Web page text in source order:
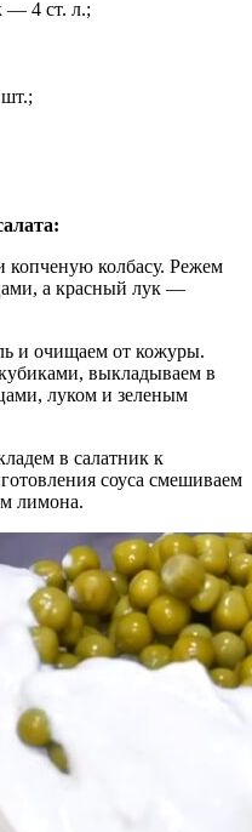
— 4 ст. л.;
копченую колбасу. Режем
а красный лук —
и очищаем от кожуры.
выкладываем в
луком и зеленым
в салатник к
соуса смешиваем
лимона.